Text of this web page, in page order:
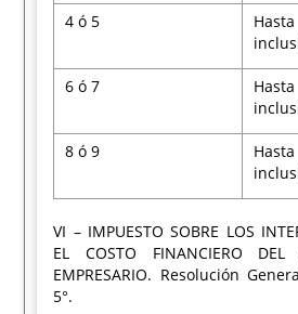
4 ó 5
6 ó 7
8 ó 9
VI – IMPUESTO SOBRE LOS
EL COSTO FINANCIERO DEL
EMPRESARIO. Resolución
5°.